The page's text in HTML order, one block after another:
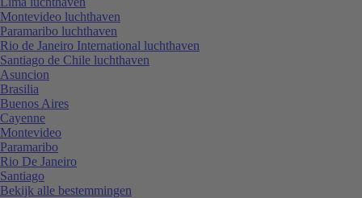
Montevideo luchthaven
Paramaribo luchthaven
Rio de Janeiro International luchthaven
Santiago de Chile luchthaven
Asuncion
Brasilia
Buenos Aires
Cayenne
Montevideo
Paramaribo
Rio De Janeiro
Santiago
Bekijk alle bestemmingen